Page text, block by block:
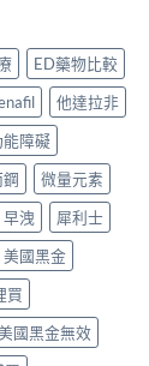
ED藥物比較
他達拉非
障礙
鋼
微量元素
早洩
犀利士
美國黑金
買
國黑金無效